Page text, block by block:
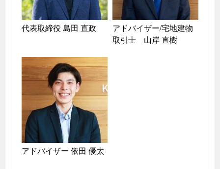
代表取締役 島田 直政
アドバイザー/宅地建物
取引士　山岸 直樹
アドバイザー 依田 優太